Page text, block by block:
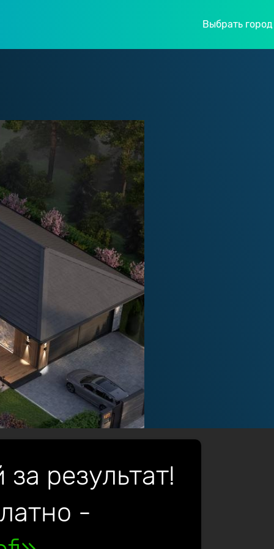
Выбрать город
результат!
-